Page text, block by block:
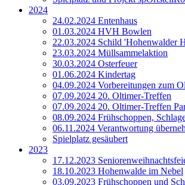
2024
24.02.2024 Entenhaus
01.03.2024 HVH Bowlen
22.03.2024 Schild 'Hohenwalder
23.03.2024 Müllsammelaktion
30.03.2024 Osterfeuer
01.06.2024 Kindertag
04.09.2024 Vorbereitungen zum
07.09.2024 20. Oltimer-Treffen
07.09.2024 20. Oltimer-Treffen
08.09.2024 Frühschoppen,
06.11.2024 Verantwortung
Spielplatz gesäubert
2023
17.12.2023
18.10.2023 Hohenwalde im Nebel
03.09.2023 Frühschoppen und